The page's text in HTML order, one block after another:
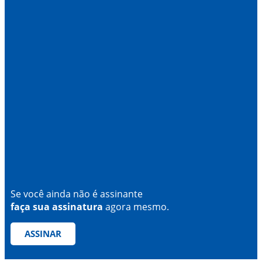
Se você ainda não é assinante
faça sua assinatura agora mesmo.
ASSINAR